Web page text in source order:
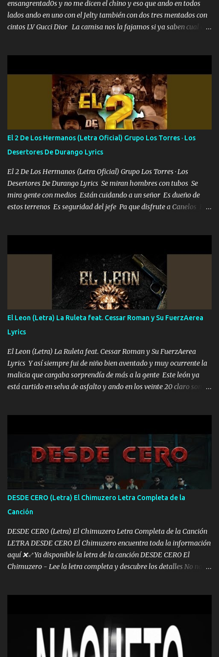
ensangrentad0s y no me dicen el chino y eso que ando en todos
lados ando en uno con el Jelty también con dos tres mentados con
cintos LV Gucci Dior La camisa nos la fajamos si ya saben cual es
estándares 110 mil records de pistas no me falta mucho para
verme en las revistas Ya pasé Italia Japón Madrid Milán y también
Francia ropa de 100.000 bolas Louis vuitton es mi fragancia
repleta de presidentes la bolsa estoy en mi pic si no se han dado
cuenta chequeen gráficas del kitch
El 2 De Los Hermanos (Letra Oficial) Grupo Los Torres · Los
Desertores De Durango Lyrics
El 2 De Los Hermanos (Letra Oficial) Grupo Los Torres · Los
Desertores De Durango Lyrics Se miran hombres con tubos Se
mira gente con medios Están cuidando a un señor Es dueño de
estos terrenos Es seguridad del jefe Pa que disfrute a Canelos Es
ni tampoco las mujeres porque es platica de grandes por eso hay
que estar alegres doy las instrucciones para atender los deberes
Música Si es que salta algún problema de confianza tengo gente
ahí está el Hombre Cuarenta y también Pariente 7 arreglan
cualquier problema no más es cuestión que ordené NOS HACE
FALTA UN HERMANO DE CLAVE ERA EL 24 SIEMPRE FUE UN
HOMBRE VALIENTE POR ALGO M'URIÓ PELEAND0 SIEMPRE
VIO POR LA FAMILIA PARA QUE SIGA EL LEGADO Es el DOS de
los HERMANOS un cerebro inteligente y com...
El Leon (Letra) La Ruleta feat. Cessar Roman y Su FuerzAerea
Lyrics
El Leon (Letra) La Ruleta feat. Cessar Roman y Su FuerzAerea
Lyrics Y así siempre fui de niño bien aventado y muy ocurrente la
malicia que cargaba sorprendía de más a la gente Este león ya
está curtido en selva de asfalto y ando en los veinte 20 claro son
pa más pues hay charola les voy a dar hasta topar pues no hay de
otra Música Surcando bien mi camino voy por mi línea no veo a
los lados aquel que no corre vuela no se me duerm voy chicoteado
Ya pasé varias hazañas ya tienen rato que me agarran el colmillo
de este León los estatales no sé esperaron Al tiro esta la PrimiZa
también la nueve que cargo al lado doy la mano al que su amigo y
al traicionero damos pa abajo Y No me paran aquí hay pa más
pues hay charola les voy a dar hasta topar pues no hay de otra...
DESDE CERO (Letra) El Chimuzero Letra Completa de la
Canción
DESDE CERO (Letra) El Chimuzero Letra Completa de la Canción
LETRA DESDE CERO El Chimuzero encuentra toda la información
aquí ❌♐ Ya disponible la letra de la canción DESDE CERO El
Chimuzero - Lee la letra completa y descubre los detalles No nací
❌ www.elnorteduro.com ❌ Yo No limito los Sueños , si no existe
Uno pues Hallamos Modos , Si me caigo me Levanto, Aprendo Del
Error Y me sacudo El Lodo ❌ www.elnorteduro.com ❌ El Dinero